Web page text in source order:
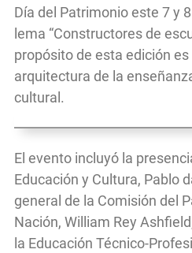
Día del Patrimonio este 7 y
lema “Constructores de
propósito de esta edición
arquitectura de la
cultural.
El evento incluyó la
Educación y Cultura, Pablo
general de la Comisión del
Nación, William Rey
la Educación Técnico-